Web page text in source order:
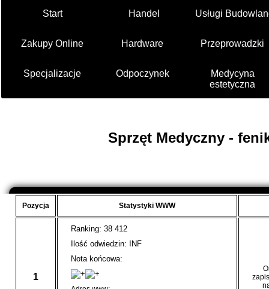
Start Handel Usługi
Zakupy Online Hardware Przeprowadzki
Specjalizacje Odpoczynek
Medycyna
estetyczna
Sprzęt Medyczny -
Pozycja Statystyki WWW
1
Ranking: 38 412
Ilość odwiedzin: INF
Nota końcowa: